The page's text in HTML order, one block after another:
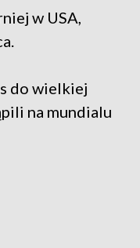
w USA,
do wielkiej
na mundialu